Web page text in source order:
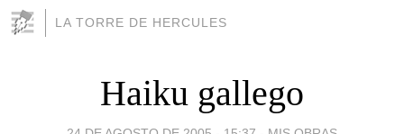
LA TORRE DE HERCULES
Haiku gallego